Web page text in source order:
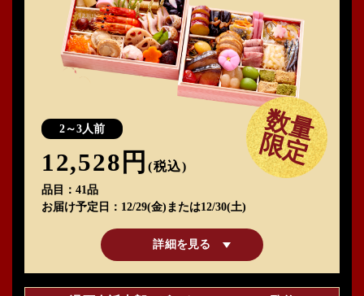
数量
限定
2～3人前
品目
41品
お届け予定日
12/29(金)または12/30(土)
12,528円 (税込)
詳細を見る